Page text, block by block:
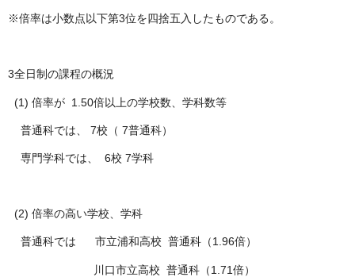
※倍率は小数点以下第3位を四捨五入したものである。
3全日制の課程の概況
(1) 倍率が 1.50倍以上の学校数、学科数等
普通科では、 7校（ 7普通科）
専門学科では、 6校 7学科
(2) 倍率の高い学校、学科
普通科では 市立浦和高校 普通科（1.96倍）
川口市立高校 普通科（1.71倍）